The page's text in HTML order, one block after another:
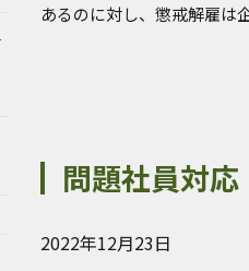
あるのに対し、懲戒解雇は
問題社員対
2022年12月23日